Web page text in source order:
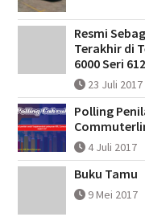
Resmi
Terakhir di
6000 Seri
23 Juli 2017
Polling
4 Juli 2017
Buku Tamu
9 Mei 2017